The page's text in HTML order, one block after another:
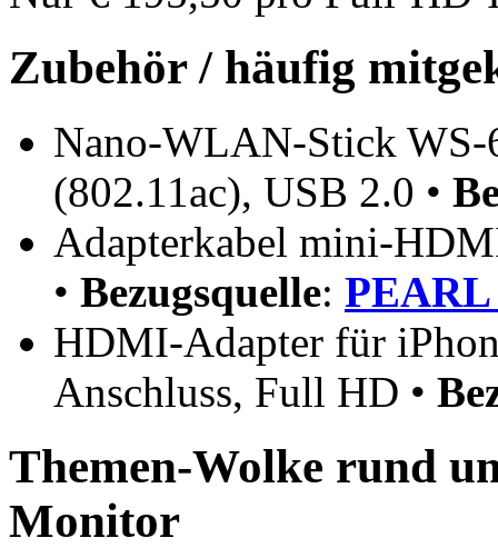
Zubehör / häufig
Nano-WLAN-Stick
(802.11ac), USB 2.0 •
Adapterkabel mini-
• Bezugsquelle: PEARL
HDMI-Adapter für
Anschluss, Full HD •
Themen-Wolke rund
Monitor